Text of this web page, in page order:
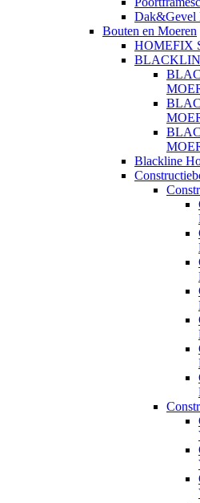
Dak&Gevel
Bouten en Moeren
HOMEFIX
Blackline